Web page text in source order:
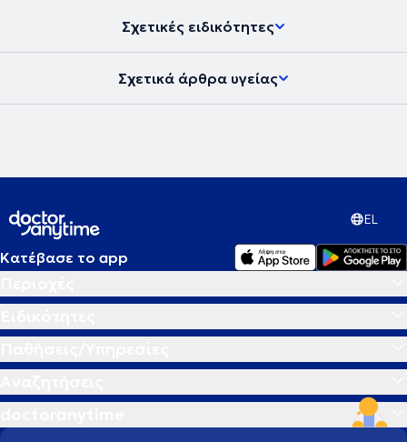
Σχετικές ειδικότητες
Σχετικά άρθρα υγείας
EL
Κατέβασε το app